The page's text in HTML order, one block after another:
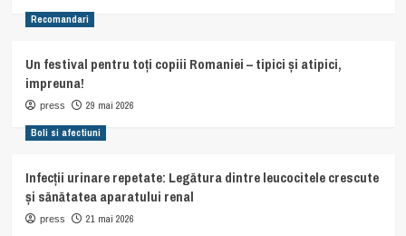
Recomandari
Un festival pentru toți copiii Romaniei – tipici și atipici,
impreuna!
press 29 mai 2026
Boli si afectiuni
Infecții urinare repetate: Legătura dintre leucocitele crescute
și sănătatea aparatului renal
press 21 mai 2026